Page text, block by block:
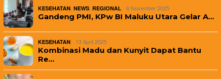
KESEHATAN, NEWS, REGIONAL 6 November 2025
Gandeng PMI, KPw BI Maluku Utara Gelar A…
KESEHATAN 13 April 2025
Kombinasi Madu dan Kunyit Dapat Bantu
Re…